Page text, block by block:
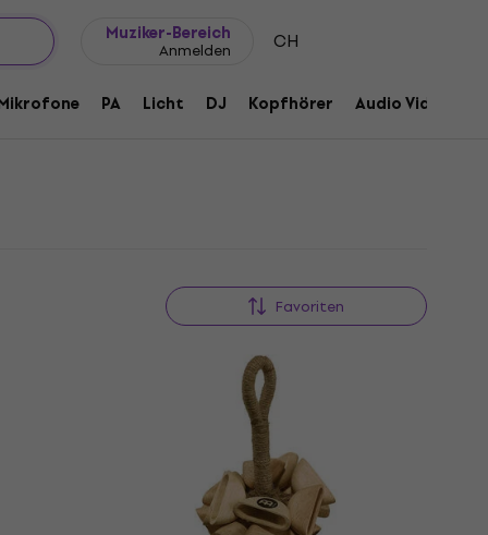
Muziker-Bereich
Anmelden CH
PA Licht DJ Kopfhörer Audio Video
Favoriten